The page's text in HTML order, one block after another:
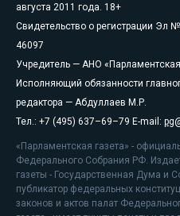
августа 2011 года. 18+
Свидетельство о регистрации Эл
46097
Учредитель — АНО «Парламентская
Исполняющий обязанности
редактора — Абдуллаев М.Р.
Тел.: +7 (495) 637–69–79 E-mail:
«Парламентская газета» -
Федерального Собрания РФ.
газеты - Государственная Дума
публикатор федеральных
законов и актов палат